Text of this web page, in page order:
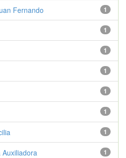
1
Fernando
1
1
1
1
1
1
1